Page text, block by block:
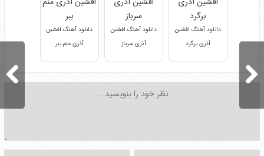
دانلود آهنگ افشین
آذری برگرد
دانلود آهنگ افشین
آذری سرباز
دانلود آهنگ افشین
آذری منم ببر